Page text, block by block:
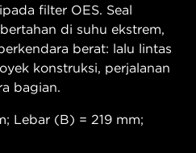
filter OES. Seal
di suhu ekstrem,
berat: lalu lintas
konstruksi, perjalanan
bagian.
Lebar (B) = 219 mm;